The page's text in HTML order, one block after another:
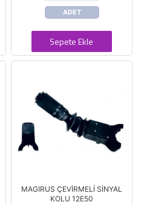
ADET
Sepete Ekle
MAGIRUS ÇEVİRMELİ SİNYAL
KOLU 12E50